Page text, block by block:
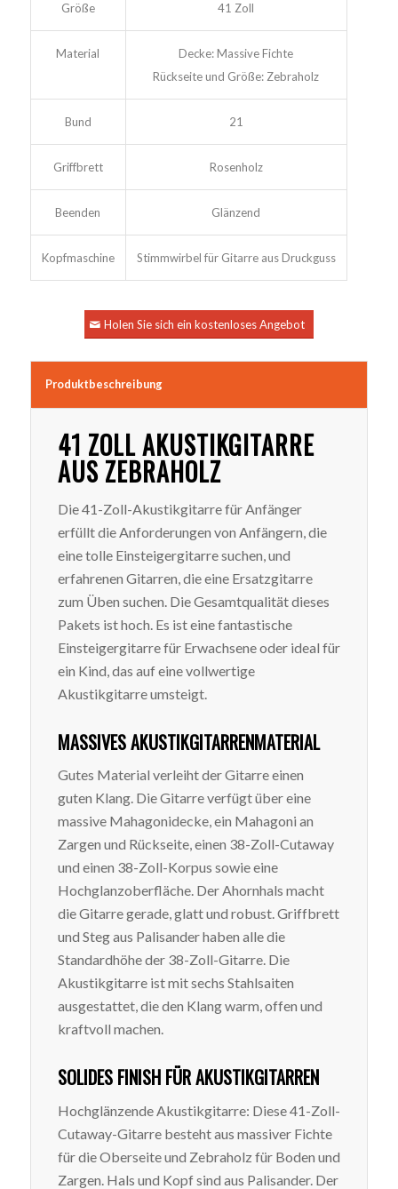
Größe 41 Zoll
Material
Decke: Massive Fichte
Rückseite und Größe: Zebraholz
Bund 21
Griffbrett Rosenholz
Beenden Glänzend
Kopfmaschine Stimmwirbel für Gitarre aus Druckguss
Holen Sie sich ein kostenloses Angebot
Produktbeschreibung
41 ZOLL AKUSTIKGITARRE
AUS ZEBRAHOLZ
Die 41-Zoll-Akustikgitarre für Anfänger
erfüllt die Anforderungen von Anfängern, die
eine tolle Einsteigergitarre suchen, und
erfahrenen Gitarren, die eine Ersatzgitarre
zum Üben suchen. Die Gesamtqualität dieses
Pakets ist hoch. Es ist eine fantastische
Einsteigergitarre für Erwachsene oder ideal für
ein Kind, das auf eine vollwertige
Akustikgitarre umsteigt.
MASSIVES AKUSTIKGITARRENMATERIAL
Gutes Material verleiht der Gitarre einen
guten Klang. Die Gitarre verfügt über eine
massive Mahagonidecke, ein Mahagoni an
Zargen und Rückseite, einen 38-Zoll-Cutaway
und einen 38-Zoll-Korpus sowie eine
Hochglanzoberfläche. Der Ahornhals macht
die Gitarre gerade, glatt und robust. Griffbrett
und Steg aus Palisander haben alle die
Standardhöhe der 38-Zoll-Gitarre. Die
Akustikgitarre ist mit sechs Stahlsaiten
ausgestattet, die den Klang warm, offen und
kraftvoll machen.
SOLIDES FINISH FÜR AKUSTIKGITARREN
Hochglänzende Akustikgitarre: Diese 41-Zoll-
Cutaway-Gitarre besteht aus massiver Fichte
für die Oberseite und Zebraholz für Boden und
Zargen. Hals und Kopf sind aus Palisander. Der